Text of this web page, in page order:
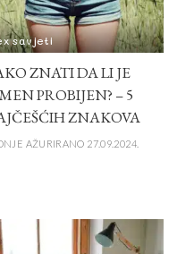
savjeti
ZNATI DA LI JE
PROBIJEN? – 5
ZNAKOVA
AŽURIRANO 27.09.2024.